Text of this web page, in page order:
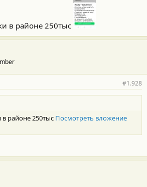
в районе 250тыс
#1.928
районе 250тыс Посмотреть вложение